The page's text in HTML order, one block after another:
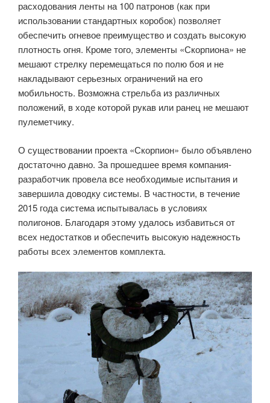
расходования ленты на 100 патронов (как при
использовании стандартных коробок) позволяет
обеспечить огневое преимущество и создать высокую
плотность огня. Кроме того, элементы «Скорпиона» не
мешают стрелку перемещаться по полю боя и не
накладывают серьезных ограничений на его
мобильность. Возможна стрельба из различных
положений, в ходе которой рукав или ранец не мешают
пулеметчику.
О существовании проекта «Скорпион» было объявлено
достаточно давно. За прошедшее время компания-
разработчик провела все необходимые испытания и
завершила доводку системы. В частности, в течение
2015 года система испытывалась в условиях
полигонов. Благодаря этому удалось избавиться от
всех недостатков и обеспечить высокую надежность
работы всех элементов комплекта.